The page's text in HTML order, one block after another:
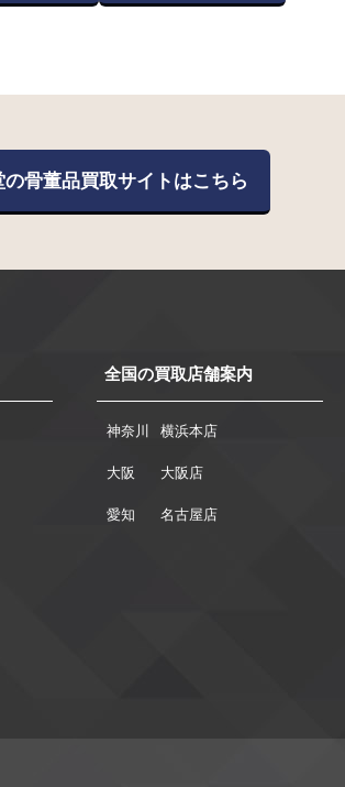
の骨董品買取サイトはこちら
全国の買取店舗案内
神奈川 横浜本店
大阪 大阪店
愛知 名古屋店